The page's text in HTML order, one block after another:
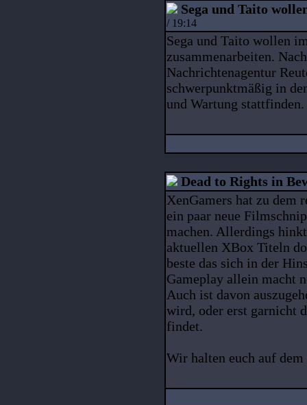
Sega und Taito
/ 19:14
Sega und Taito wollen
zusammenarbeiten.
Nachrichtenagentur
schwerpunktmäßig in
und Wartung stattfinden.
Dead to Rights in
XenGamers hat zu dem
ein paar neue
machen. Allerdings
aktuellen XBox Titeln
beste das sich in der
Gameplay allein macht
Auch ist davon
wird, oder erst garnicht
findet.
Wir halten euch auf dem